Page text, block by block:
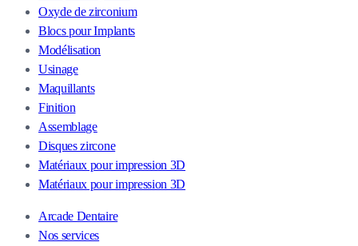
Oxyde de zirconium
Blocs pour Implants
Modélisation
Usinage
Maquillants
Finition
Assemblage
Disques zircone
Matériaux pour impression 3D
Matériaux pour impression 3D
Arcade Dentaire
Nos services